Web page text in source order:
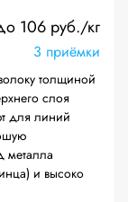
106 руб./кг
3 приёмки
толщиной
слоя
для линий
металла
и высоко